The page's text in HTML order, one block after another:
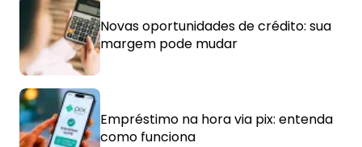
Novas oportunidades de crédito: sua
margem pode mudar
Empréstimo na hora via pix: entenda
como funciona